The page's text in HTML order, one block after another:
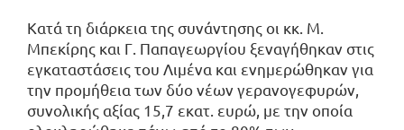
Κατά τη διάρκεια της συνάντησης οι κκ. Μ.
Μπεκίρης και Γ. Παπαγεωργίου ξεναγήθηκαν στις
εγκαταστάσεις του Λιμένα και ενημερώθηκαν για
την προμήθεια των δύο νέων γερανογεφυρών,
συνολικής αξίας 15,7 εκατ. ευρώ, με την οποία